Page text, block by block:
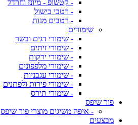
- קטשופ - מיונז וחרדל
- רטבי בישול
- רטבים מנות
שימורים
- שימורי דגים ובשר
- שימורי זיתים
- שימורי ירקות
- שימורי מלפפונים
- שימורי עגבניות
- שימורי פירות ולפתנים
- שימורי תירס
פור שיפס
- איפה משיגים מוצרי פור שיפס
מבצעים